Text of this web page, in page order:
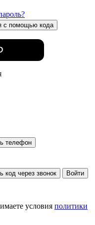
с помощью кода
телефон
код через звонок Войти
условия политики